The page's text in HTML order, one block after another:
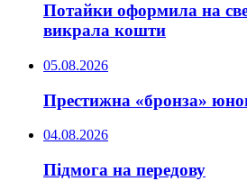
Потайки оформила на
викрала кошти
05.08.2026
Престижна «бронза»
04.08.2026
Підмога на передову